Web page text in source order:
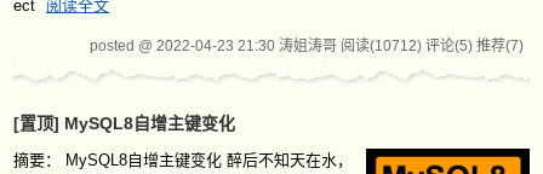
ect
阅读全文
posted @ 2022-04-23 21:30 涛姐涛哥 阅读(10712) 评论(5) 推荐(7)
[置顶] MySQL8自增主键变化
摘要： MySQL8自增主键变化 醉后不知天在水，